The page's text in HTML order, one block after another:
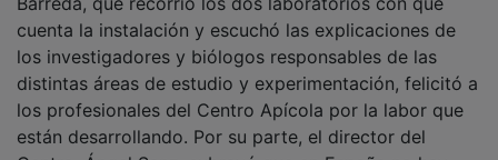
cuenta la instalación y escuchó las explicaciones de
los investigadores y biólogos responsables de las
distintas áreas de estudio y experimentación, felicitó a
los profesionales del Centro Apícola por la labor que
están desarrollando. Por su parte, el director del
Centro, Ángel Sanz, subrayó que en España no hay